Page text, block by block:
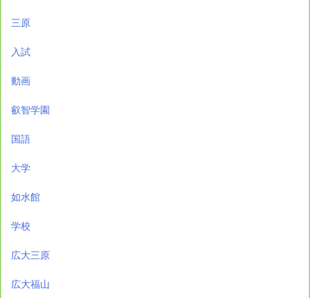
三原
入試
動画
叡智学園
国語
大学
如水館
学校
広大三原
広大福山